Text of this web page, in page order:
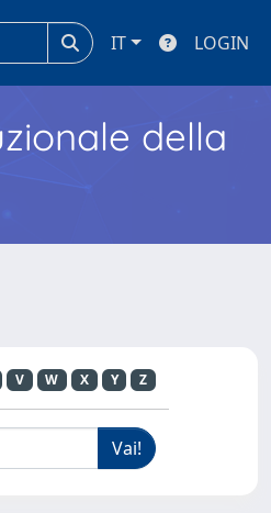
IT LOGIN
della
V W X Y Z